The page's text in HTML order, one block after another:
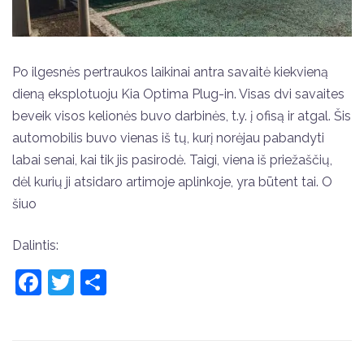
Po ilgesnės pertraukos laikinai antra savaitė kiekvieną
dieną eksplotuoju Kia Optima Plug-in. Visas dvi savaites
beveik visos kelionės buvo darbinės, t.y. į ofisą ir atgal. Šis
automobilis buvo vienas iš tų, kurį norėjau pabandyti
labai senai, kai tik jis pasirodė. Taigi, viena iš priežaščių,
dėl kurių ji atsidaro artimoje aplinkoje, yra būtent tai. O
šiuo
Dalintis:
Facebook
Twitter